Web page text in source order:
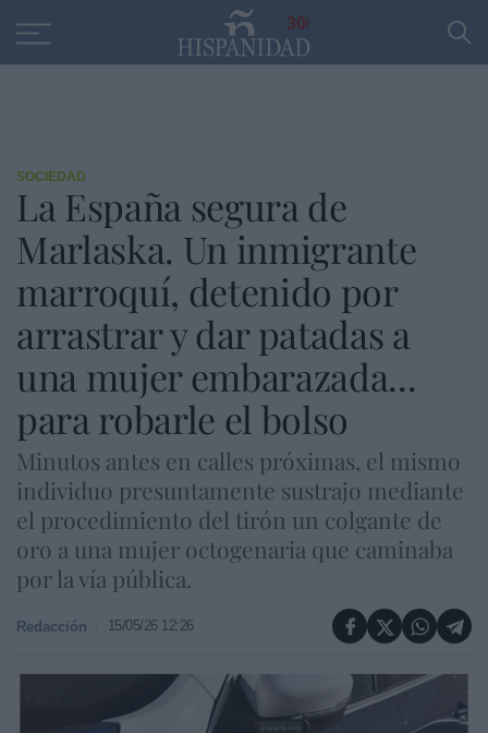
30
SOCIEDAD
La España segura de
Marlaska. Un inmigrante
marroquí, detenido por
arrastrar y dar patadas a
una mujer embarazada...
para robarle el bolso
Minutos antes en calles próximas, el mismo
individuo presuntamente sustrajo mediante
el procedimiento del tirón un colgante de
oro a una mujer octogenaria que caminaba
por la vía pública.
Redacción 15/05/26 12:26